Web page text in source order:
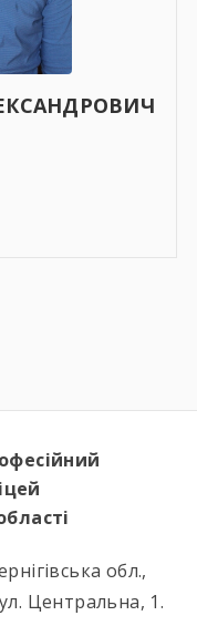
обл.,
Центральна, 1.